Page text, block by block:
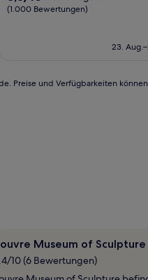
von
(1.000 Bewertungen)
23.
Preise und Verfügbarkeiten
Museum of Sculpture
10 (6 Bewertungen)